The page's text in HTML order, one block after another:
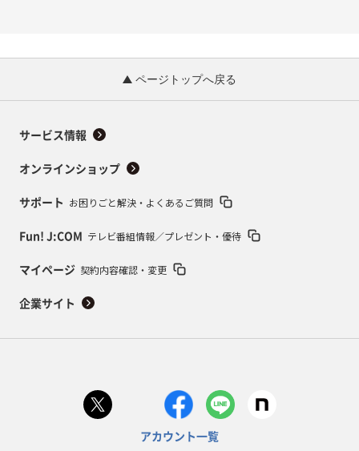
ページトップへ戻る
サービス情報
オンラインショップ
サポート お困りごと解決・よくあるご質問
Fun! J:COM テレビ番組情報／プレゼント・優待
マイページ 契約内容確認・変更
企業サイト
アカウント一覧